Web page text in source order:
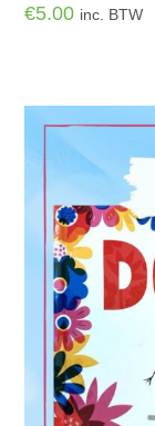
€5.00 inc. BTW